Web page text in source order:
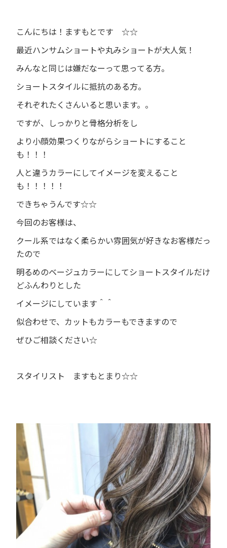
こんにちは！ますもとです ☆☆
最近ハンサムショートや丸みショートが大人気！
みんなと同じは嫌だなーって思ってる方。
ショートスタイルに抵抗のある方。
それぞれたくさんいると思います。。
ですが、しっかりと骨格分析をし
より小顔効果つくりながらショートにすること
も！！！
人と違うカラーにしてイメージを変えること
も！！！！！
できちゃうんです☆☆
今回のお客様は、
クール系ではなく柔らかい雰囲気が好きなお客様だっ
たので
明るめのベージュカラーにしてショートスタイルだけ
どふんわりとした
イメージにしています＾＾
似合わせで、カットもカラーもできますので
ぜひご相談ください☆
スタイリスト ますもとまり☆☆